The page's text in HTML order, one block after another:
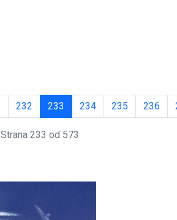
232 233 234 235 236
Strana 233 od 573